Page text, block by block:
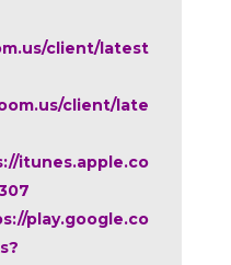
client/latest
client/late
itunes.apple.co
play.google.co